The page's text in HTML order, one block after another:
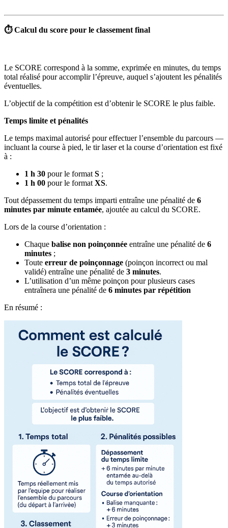
⏱️ Calcul du score pour le classement final
Le SCORE correspond à la somme, exprimée en minutes, du temps
total réalisé pour accomplir l’épreuve, auquel s’ajoutent les pénalités
éventuelles.
L’objectif de la compétition est d’obtenir le SCORE le plus faible.
Temps limite et pénalités
Le temps maximal autorisé pour effectuer l’ensemble du parcours —
incluant la course à pied, le tir laser et la course d’orientation est fixé
à :
1 h 30 pour le formatS ;
1 h 00 pour le formatXS.
Tout dépassement du temps imparti entraîne une pénalité de 6
minutes par minute entamée, ajoutée au calcul du SCORE.
Lors de la course d’orientation :
Chaque balise non poinçonnée entraîne une pénalité de 6
minutes ;
Toute erreur de poinçonnage (poinçon incorrect ou mal
validé) entraîne une pénalité de 3 minutes.
L’utilisation d’un même poinçon pour plusieurs cases
entraînera une pénalité de 6 minutes par répétition
En résumé :